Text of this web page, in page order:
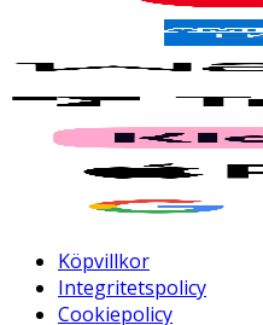
Köpvillkor
Integritetspolicy
Cookiepolicy